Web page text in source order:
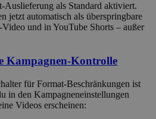
als Standard aktiviert.
jetzt automatisch als überspringbare
und in YouTube Shorts – außer
Kampagnen-Kontrolle
für Format-Beschränkungen ist
in den Kampagneneinstellungen
Videos erscheinen: